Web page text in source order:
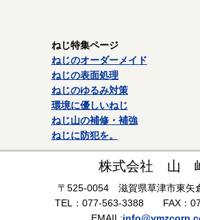
左ねじ：反時計方向に回すとねじが締まるね
、時計回りに回すとねじが締まります。扇風
B 0209では、ねじの呼び径の後に「LH」
ナット・フランジ袋ナット
六角ナットの一端に袋状のカバーがついたナ
、屋外などで使用する場合にはねじ部が雨に
JIS B 1183で規定されているものは、１形（
。）・２形（六角部とキャップ部とが一体形
ねじ特集ページ
ねじのオーダーメイド
ねじの表面処理
ねじのゆるみ対策
環境に優しいねじ
ねじ山の補修・補強
ねじに防犯を。
株式会社 山
〒525-0054 滋賀県草津市東矢
TEL：077-563-3388 FAX：
EMAIL: